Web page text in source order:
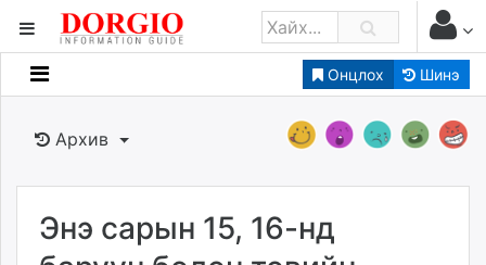
Онцлох Шинэ
Мэдээллийн
Банк санхүү
Бизнес ААН
Төрийн
Архив
Энэ сарын 15, 16-нд